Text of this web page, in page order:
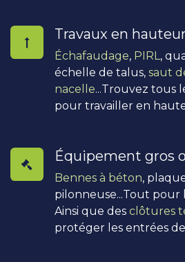
Travaux en hauteur
Échafaudage, PIRL ,
échelle de talus, saut
nacelle...Trouvez tous
pour travailler en
Équipement gros
Bennes à béton,
pilonneuse...Tout pour
Ainsi que des clôtures
protéger les entrées